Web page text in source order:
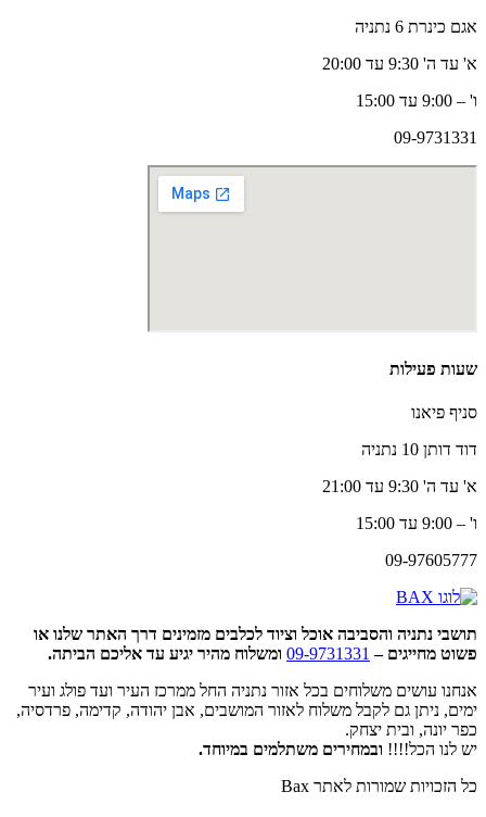
אגם כינרת 6 נתניה
א' עד ה' 9:30 עד 20:00
ו' – 9:00 עד 15:00
09-9731331
שעות פעילות
סניף פיאנו
דוד דותן 10 נתניה
א' עד ה' 9:30 עד 21:00
ו' – 9:00 עד 15:00
09-97605777
תושבי נתניה והסביבה אוכל וציוד לכלבים מזמינים דרך האתר שלנו או
פשוט מחייגים – 09-9731331 ומשלוח מהיר יגיע עד אליכם הביתה.
אנחנו עושים משלוחים בכל אזור נתניה החל ממרכז העיר ועד פולג ועיר
ימים, ניתן גם לקבל משלוח לאזור המושבים, אבן יהודה, קדימה, פרדסיה,
כפר יונה, ובית יצחק.
יש לנו הכל!!!! ובמחירים משתלמים במיוחד.
כל הזכויות שמורות לאתר Bax